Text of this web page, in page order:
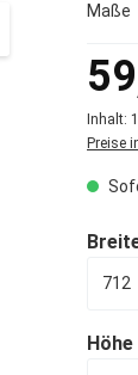
Maße
Inhalt:
Preise